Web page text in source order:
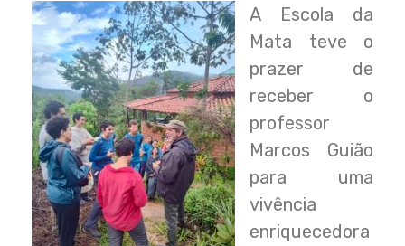
A Escola da
Mata teve o
prazer de
receber o
professor
Marcos Guião
para uma
vivência
enriquecedora